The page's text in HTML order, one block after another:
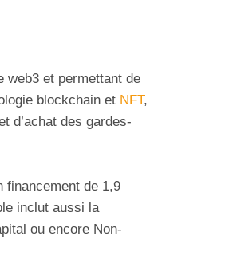
web3 et permettant de
blockchain et NFT,
d’achat des gardes-
financement de 1,9
inclut aussi la
ou encore Non-